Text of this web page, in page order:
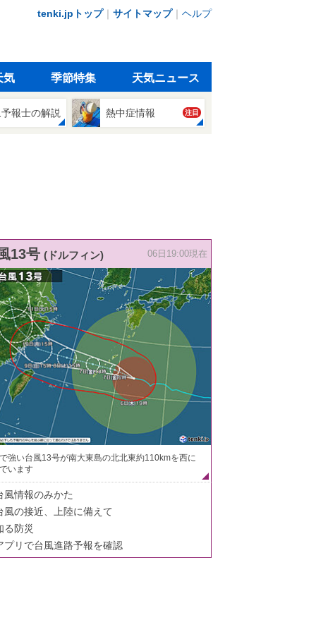
tenki.jpトップ｜ サイトマップ｜ ヘルプ
気 季節特集 天気ニュース
報士の解説 熱中症情報 注目
13号 (ドルフィン) 06日19:00現在
強い台風13号が南大東島の北北東約110kmを西に
います
風情報のみかた
風の接近、上陸に備えて
る防災
プリで台風進路予報を確認